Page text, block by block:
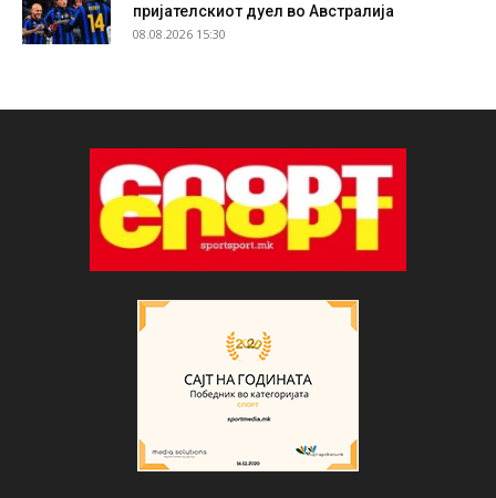
пријателскиот дуел во Австралија
08.08.2026 15:30